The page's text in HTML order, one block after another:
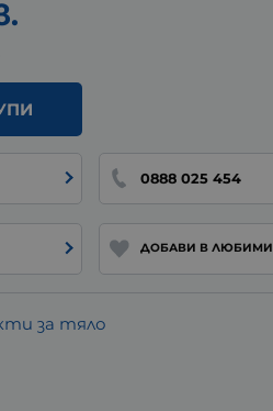
0888 025 454
ДОБАВИ В ЛЮБИМИ
за тяло